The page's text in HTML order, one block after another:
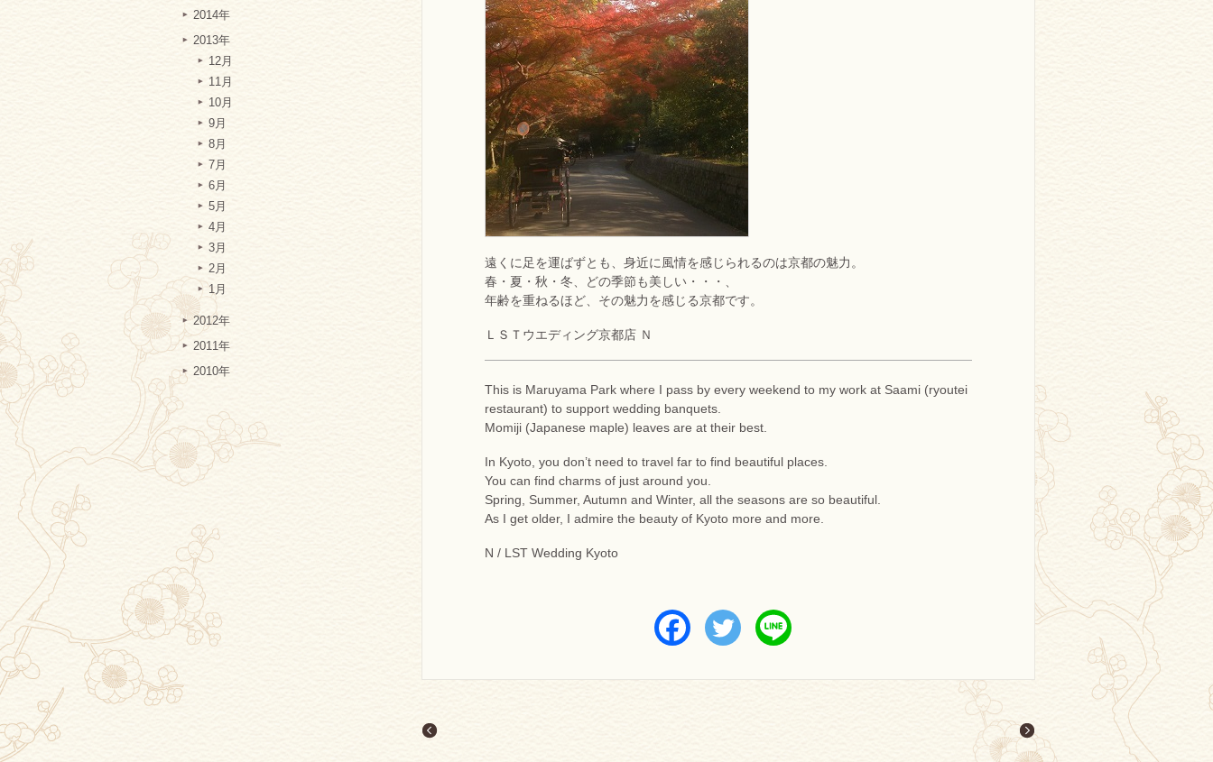
2014年
2013年
12月
11月
10月
9月
8月
7月
6月
5月
4月
3月
2月
1月
2012年
2011年
2010年
遠くに足を運ばずとも、身近に風情を感じられるのは京都の魅力。
春・夏・秋・冬、どの季節も美しい・・・、
年齢を重ねるほど、その魅力を感じる京都です。
ＬＳＴウエディング京都店 Ｎ
This is Maruyama Park where I pass by every weekend to my work at Saami (ryoutei
restaurant) to support wedding banquets.
Momiji (Japanese maple) leaves are at their best.
In Kyoto, you don’t need to travel far to find beautiful places.
You can find charms of just around you.
Spring, Summer, Autumn and Winter, all the seasons are so beautiful.
As I get older, I admire the beauty of Kyoto more and more.
N / LST Wedding Kyoto